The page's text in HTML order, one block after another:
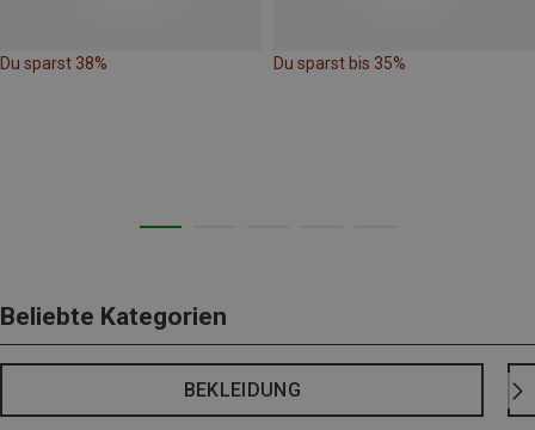
Du sparst 38% Du sparst bis 35%
Beliebte Kategorien
BEKLEIDUNG